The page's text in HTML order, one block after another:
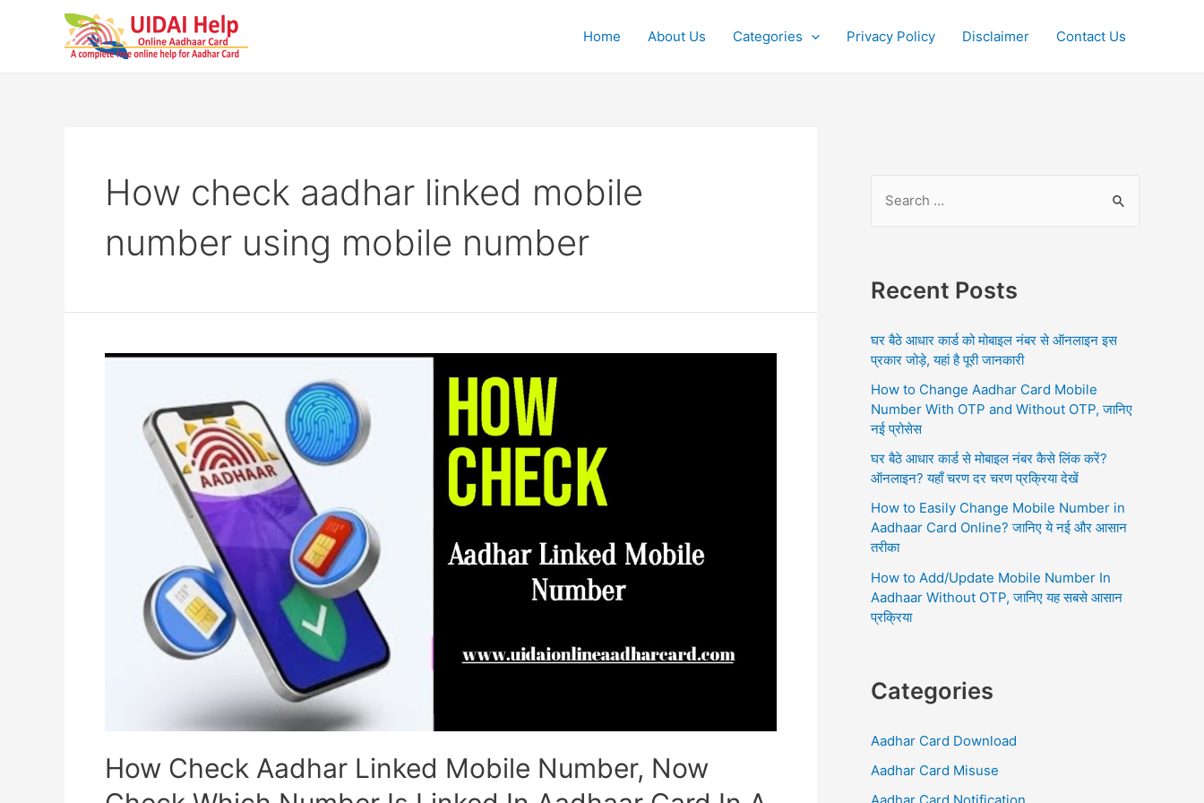
Home About Us Categories Privacy Policy Disclaimer Contact Us
How check aadhar linked mobile
number using mobile number
How Check Aadhar Linked Mobile Number, Now
c
f
r
:
Recent Posts
घर बैठे आधार कार्ड को मोबाइल नंबर से ऑनलाइन इस
प्रकार जोड़े, यहां है पूरी जानकारी
How to Change Aadhar Card Mobile
Number With OTP and Without OTP, जानिए
नई प्रोसेस
घर बैठे आधार कार्ड से मोबाइल नंबर कैसे लिंक करें?
ऑनलाइन? यहाँ चरण दर चरण प्रक्रिया देखें
How to Easily Change Mobile Number in
Aadhaar Card Online? जानिए ये नई और आसान
तरीका
How to Add/Update Mobile Number In
Aadhaar Without OTP, जानिए यह सबसे आसान
प्रक्रिया
Categories
Aadhar Card Download
Aadhar Card Misuse